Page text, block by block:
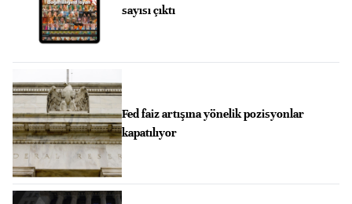
sayısı çıktı
Fed faiz artışına yönelik pozisyonlar
kapatılıyor